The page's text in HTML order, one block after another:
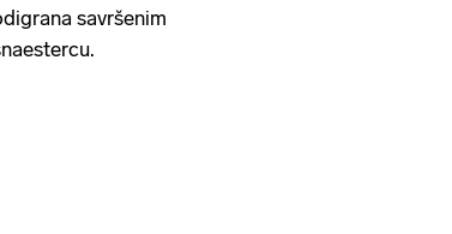
savršenim